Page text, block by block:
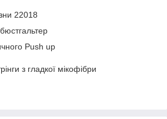
22018
Push up
з гладкої мікофібри